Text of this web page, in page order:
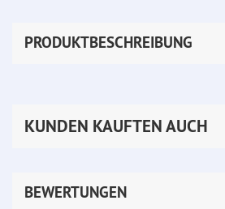
PRODUKTBESCHREIBUNG
KUNDEN KAUFTEN AUCH
BEWERTUNGEN